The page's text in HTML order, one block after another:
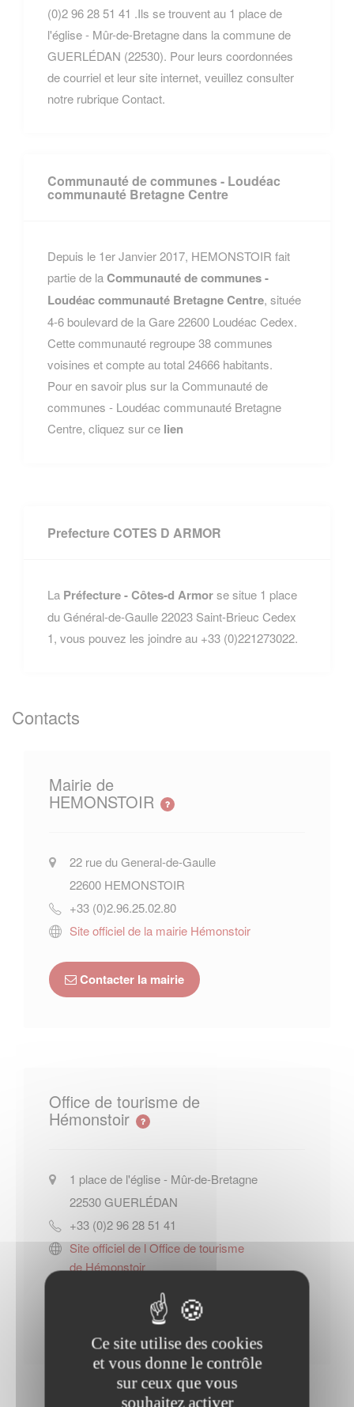
(0)2 96 28 51 41 .Ils se trouvent au 1 place de
l'église - Mûr-de-Bretagne dans la commune de
GUERLÉDAN (22530). Pour leurs coordonnées
de courriel et leur site internet, veuillez consulter
notre rubrique Contact.
Communauté de communes - Loudéac
communauté Bretagne Centre
Depuis le 1er Janvier 2017, HEMONSTOIR fait
partie de laCommunauté de communes -
Loudéac communauté Bretagne Centre, située
4-6 boulevard de la Gare 22600 Loudéac Cedex.
Cette communauté regroupe 38 communes
voisines et compte au total 24666 habitants.
Pour en savoir plus sur la Communauté de
communes - Loudéac communauté Bretagne
Centre, cliquez sur ce lien
Prefecture COTES D ARMOR
La Préfecture - Côtes-d Armorse situe 1 place
du Général-de-Gaulle 22023 Saint-Brieuc Cedex
1, vous pouvez les joindre au +33 (0)221273022.
Contacts
Mairie de
HEMONSTOIR
22 rue du General-de-Gaulle
22600 HEMONSTOIR
+33 (0)2.96.25.02.80
Site officiel de la mairie Hémonstoir
Contacter la mairie
Office de tourisme de
Hémonstoir
1 place de l'église - Mûr-de-Bretagne
22530GUERLÉDAN
+33 (0)2 96 28 51 41
Site officiel de l Office de tourisme
de Hémonstoir
Contacter l'office de tourisme
Ce site utilise des cookies
et vous donne le contrôle
sur ceux que vous
souhaitez activer